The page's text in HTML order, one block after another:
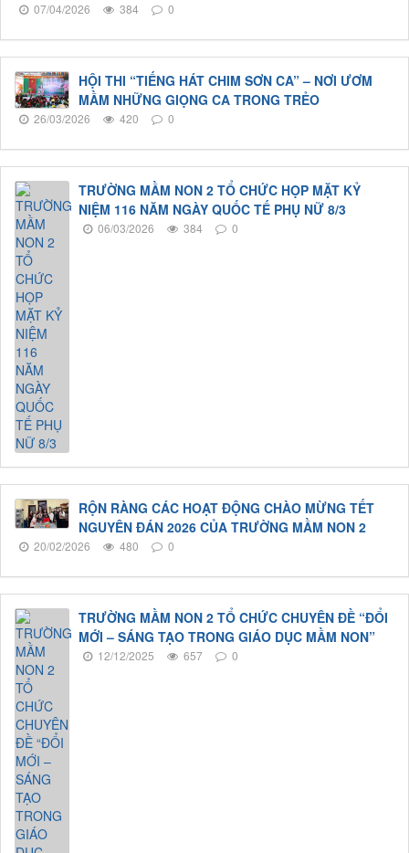
07/04/2026 384 0
HỘI THI “TIẾNG HÁT CHIM SƠN CA” – NƠI ƯƠM
MẦM NHỮNG GIỌNG CA TRONG TRẺO
26/03/2026 420 0
TRƯỜNG MẦM NON 2 TỔ CHỨC HỌP MẶT KỶ
NIỆM 116 NĂM NGÀY QUỐC TẾ PHỤ NỮ 8/3
06/03/2026 384 0
RỘN RÀNG CÁC HOẠT ĐỘNG CHÀO MỪNG TẾT
NGUYÊN ĐÁN 2026 CỦA TRƯỜNG MẦM NON 2
20/02/2026 480 0
TRƯỜNG MẦM NON 2 TỔ CHỨC CHUYÊN ĐỀ “ĐỔI
MỚI – SÁNG TẠO TRONG GIÁO DỤC MẦM NON”
12/12/2025 657 0